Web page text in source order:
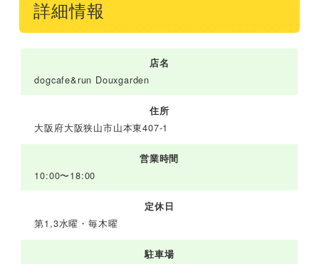
詳細情報
店名
dogcafe&run Douxgarden
住所
大阪府大阪狭山市山本東407-1
営業時間
10:00〜18:00
定休日
第1,3水曜・毎木曜
駐車場